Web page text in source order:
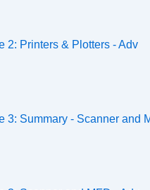
2: Printers & Plotters - Adv
3: Summary - Scanner and